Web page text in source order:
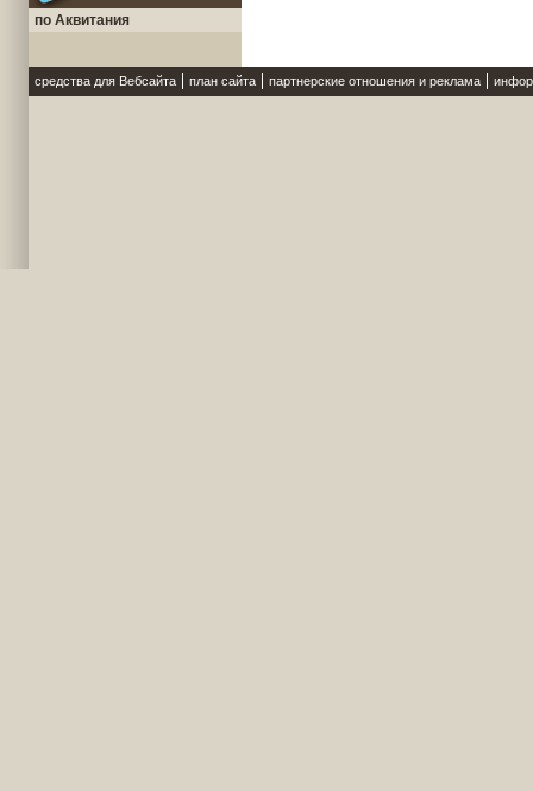
по Аквитания
средства для Вебсайта план сайта партнерские отношения и реклама